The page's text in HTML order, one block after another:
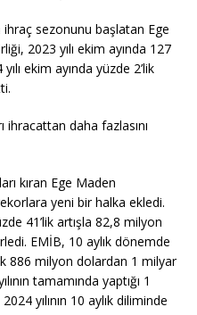
sezonunu başlatan Ege
2023 yılı ekim ayında 127
ekim ayında yüzde 2’lik
ihracattan daha fazlasını
kıran Ege Maden
yeni bir halka ekledi.
41’lik artışla 82,8 milyon
EMİB, 10 aylık dönemde
886 milyon dolardan 1 milyar
tamamında yaptığı 1
yılının 10 aylık diliminde